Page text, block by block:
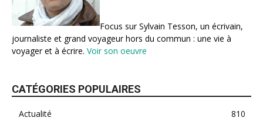
Focus sur Sylvain Tesson, un écrivain,
journaliste et grand voyageur hors du commun : une vie à
voyager et à écrire. Voir son oeuvre
CATÉGORIES POPULAIRES
Actualité
810